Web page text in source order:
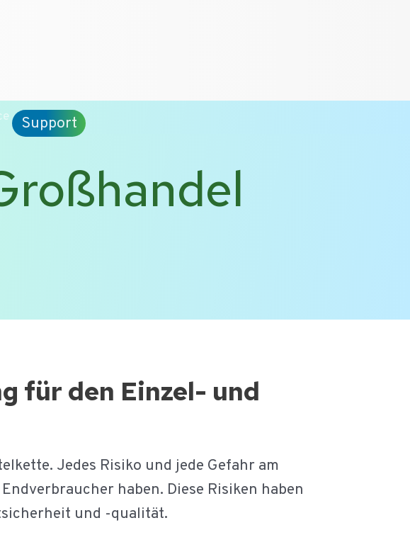
Support
für den Einzel- und
Jedes Risiko und jede Gefahr am
haben. Diese Risiken haben
und -qualität.